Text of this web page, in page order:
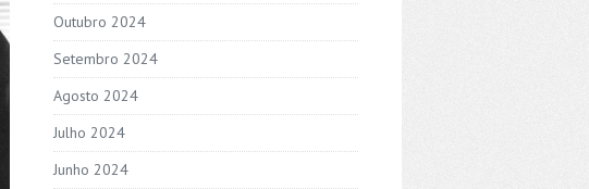
Outubro 2024
Setembro 2024
Agosto 2024
Julho 2024
Junho 2024